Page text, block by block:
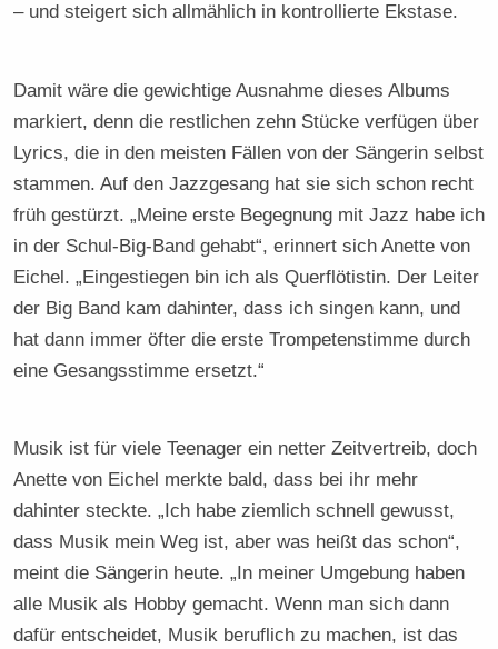
– und steigert sich allmählich in kontrollierte Ekstase.
Damit wäre die gewichtige Ausnahme dieses Albums
markiert, denn die restlichen zehn Stücke verfügen über
Lyrics, die in den meisten Fällen von der Sängerin selbst
stammen. Auf den Jazzgesang hat sie sich schon recht
früh gestürzt. „Meine erste Begegnung mit Jazz habe ich
in der Schul-Big-Band gehabt“, erinnert sich Anette von
Eichel. „Eingestiegen bin ich als Querflötistin. Der Leiter
der Big Band kam dahinter, dass ich singen kann, und
hat dann immer öfter die erste Trompetenstimme durch
eine Gesangsstimme ersetzt.“
Musik ist für viele Teenager ein netter Zeitvertreib, doch
Anette von Eichel merkte bald, dass bei ihr mehr
dahinter steckte. „Ich habe ziemlich schnell gewusst,
dass Musik mein Weg ist, aber was heißt das schon“,
meint die Sängerin heute. „In meiner Umgebung haben
alle Musik als Hobby gemacht. Wenn man sich dann
dafür entscheidet, Musik beruflich zu machen, ist das